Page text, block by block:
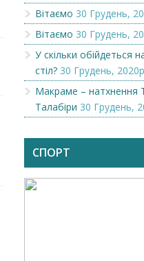
Вітаємо 30 Грудень,
Вітаємо 30 Грудень,
У скільки обійдеться
стіл? 30 Грудень,
Макраме – натхнення
Талабіри 30 Грудень,
СПОРТ
Викупимо